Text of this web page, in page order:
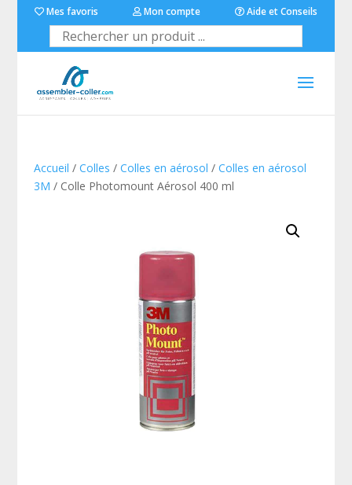
Mes favoris Mon compte Aide et Conseils
Accueil / Colles / Colles en aérosol / Colles en aérosol
3M / Colle Photomount Aérosol 400 ml